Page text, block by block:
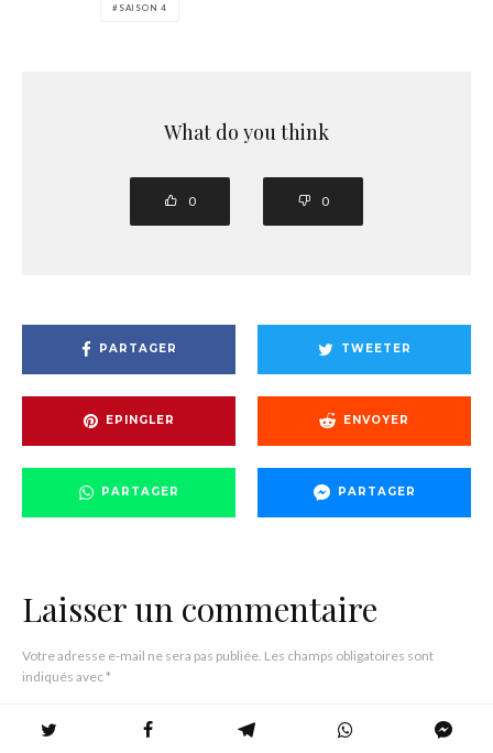
SAISON 4
What do you think
0 0
PARTAGER TWEETER
EPINGLER ENVOYER
PARTAGER PARTAGER
Laisser un commentaire
Votre adresse e-mail ne sera pas publiée. Les champs obligatoires sont
indiqués avec*
Commentaire